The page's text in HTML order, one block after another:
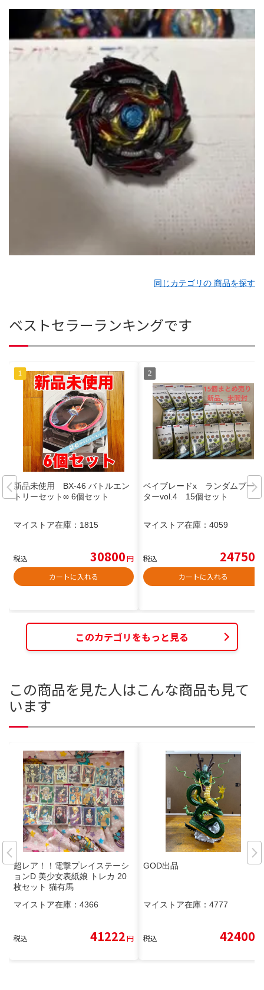
同じカテゴリの 商品を探す
ベストセラーランキングです
新品未使用 BX-46 バトルエン
トリーセット∞ 6個セット
マイストア在庫： 1815
税込 30800円
カートに入れる
ベイブレードx ランダムブース
ターvol.4 15個セット
マイストア在庫： 4059
税込 24750
カートに入れる
このカテゴリをもっと見る
この商品を見た人はこんな商品も見て
います
超レア！！電撃プレイステーシ
ョンD 美少女表紙娘 トレカ 20
枚セット 猫有馬
マイストア在庫： 4366
税込 41222円
GOD出品
マイストア在庫： 4777
税込 42400